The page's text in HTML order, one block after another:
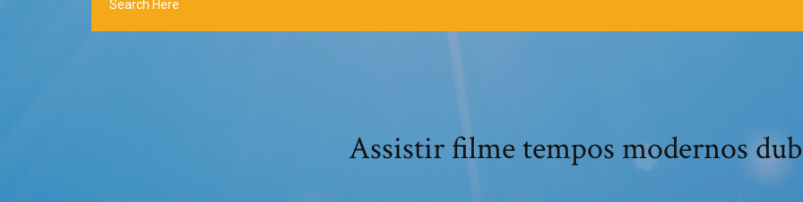
Assistir filme tempos modernos